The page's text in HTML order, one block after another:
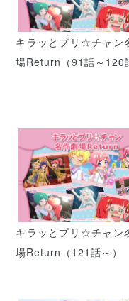
キラッとプリ☆チャン
場Return（91話～120
キラッとプリ☆チャン
場Return（121話～）